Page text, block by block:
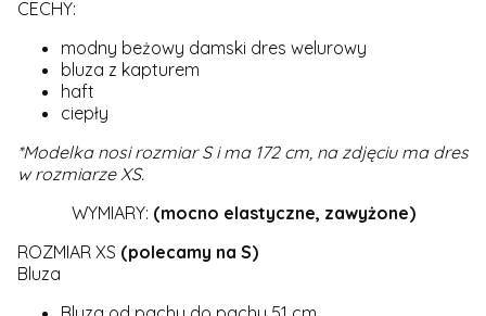
CECHY:
modny beżowy damski dres welurowy
bluza z kapturem
haft
ciepły
*Modelka nosi rozmiar S i ma 172 cm, na zdjęciu ma dres
w rozmiarze XS.
WYMIARY: (mocno elastyczne, zawyżone)
ROZMIAR XS (polecamy na S)
Bluza